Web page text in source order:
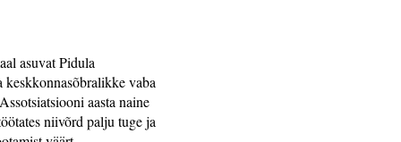
asuvat Pidula
vaba
aasta naine
niivõrd palju tuge ja